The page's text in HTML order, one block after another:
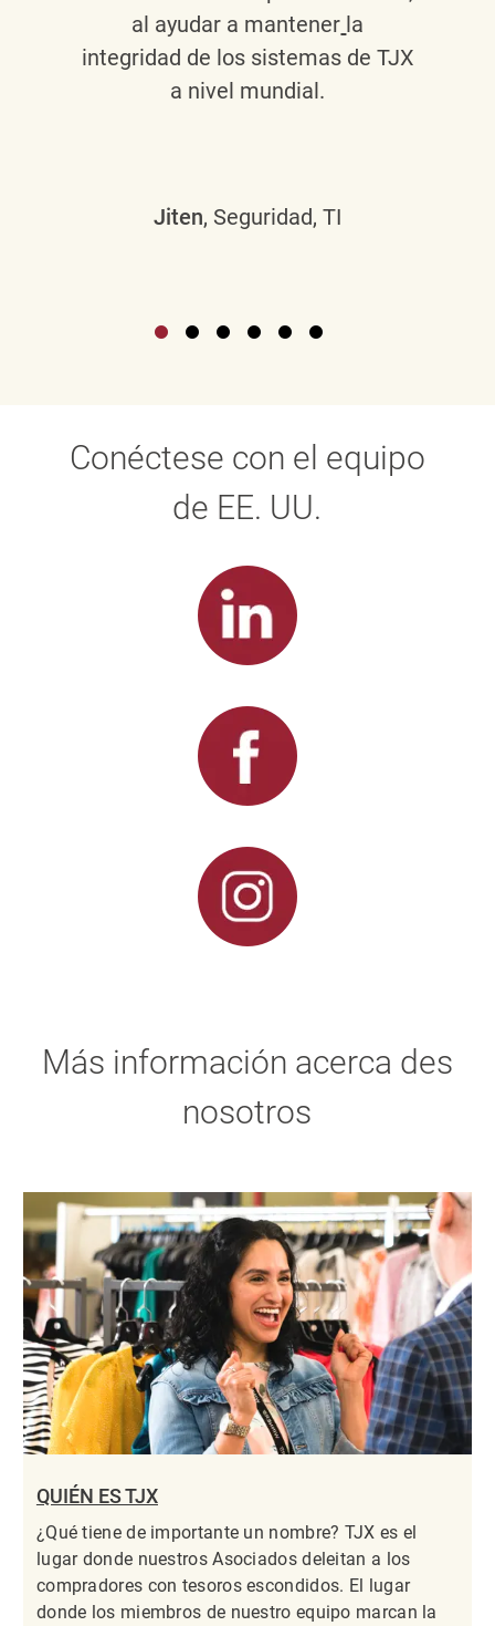
al ayudar a mantener la
integridad de los sistemas de TJX
a nivel mundial.
Jiten, Seguridad, TI
Conéctese con el equipo
de EE. UU.
Más información acerca des
nosotros
QUIÉN ES TJX
¿Qué tiene de importante un nombre? TJX es el
lugar donde nuestros Asociados deleitan a los
compradores con tesoros escondidos. El lugar
donde los miembros de nuestro equipo marcan la